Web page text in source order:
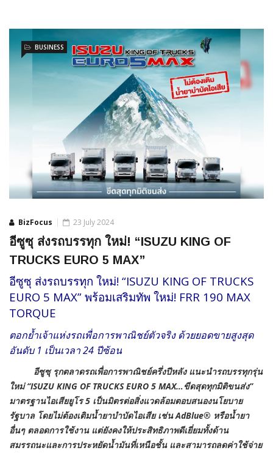
BizFocus
BUSINESS
23 July 2024
อีซูซุ ส่งรถบรรทุก ใหม่! “ISUZU KING OF
TRUCKS EURO 5 MAX”
อีซูซุ ส่งรถบรรทุก ใหม่! “ISUZU KING OF TRUCKS
EURO 5 MAX” พร้อมเสริมทัพ ใหม่! FRR 190 MAX
TORQUE
ตอกย้ำเจ้าแห่งรถเพื่อการพาณิชย์ตัวจริง ด้วยยอดขายสูงสุด
อันดับ 1 เป็นเวลา 24 ปีซ้อน
อีซูซุ รุกตลาดรถเพื่อการพาณิชย์ครึ่งปีหลัง แนะนำรถบรรทุกรุ่น
ใหม่ “ISUZU KING OF TRUCKS EURO 5 MAX…ขีดสุดทุกมิติขนส่ง”
มาตรฐานไอเสียยูโร 5 เป็นมิตรต่อสิ่งแวดล้อมตอบสนองนโยบาย
รัฐบาล โดยไม่ต้องเติมน้ำยาบำบัดไอเสีย เช่น AdBlue® หรือน้ำยา
อื่นๆ ตลอดการใช้งาน แต่ยังคงให้ประสิทธิภาพดีเยี่ยมทั้งด้าน
สมรรถนะและการประหยัดน้ำมันที่เหนือชั้น และสามารถลดค่าใช้จ่าย